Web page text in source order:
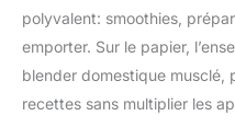
polyvalent: smoothies,
emporter. Sur le papier,
blender domestique musclé,
recettes sans multiplier les